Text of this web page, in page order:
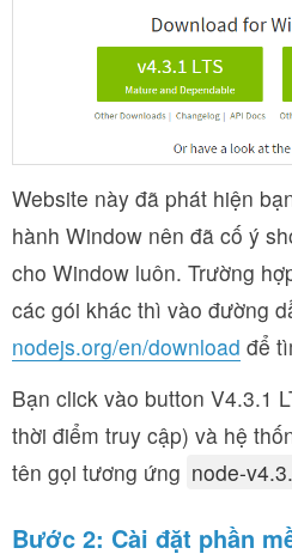
Website này đã phát hiện
hành Window nên đã cố ý
cho Window luôn. Trường
các gói khác thì vào đường
nodejs.org/en/download để
Bạn click vào button V4.3.1
thời điểm truy cập) và hệ
tên gọi tương ứng node-
Bước 2: Cài đặt phần